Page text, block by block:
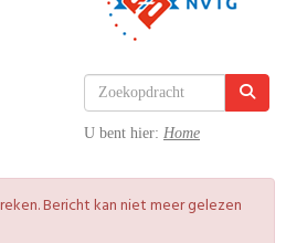
U bent hier: Home
Bericht kan niet meer gelezen